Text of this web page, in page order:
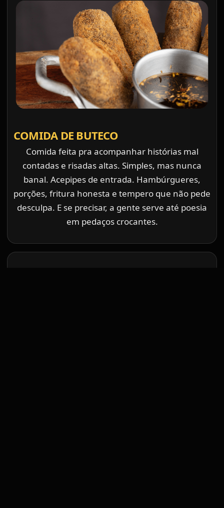
COMIDA DE BUTECO
Comida feita pra acompanhar histórias mal
contadas e risadas altas. Simples, mas nunca
banal. Acepipes de entrada. Hambúrgueres,
porções, fritura honesta e tempero que não pede
desculpa. E se precisar, a gente serve até poesia
em pedaços crocantes.